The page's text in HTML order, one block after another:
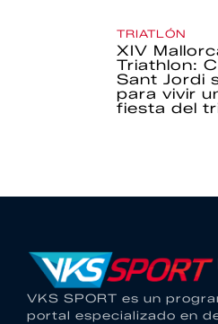
TRIATLÓN
XIV
Triathlon:
Sant Jordi
para vivir
fiesta del
VKS SPORT es un
portal especializado en